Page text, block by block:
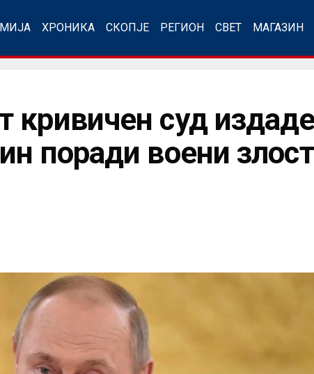
ХРОНИКА СКОПЈЕ РЕГИОН СВЕТ МАГАЗИН
кривичен суд
поради воени